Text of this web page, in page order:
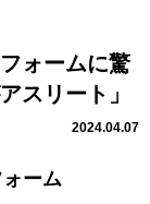
ォームに驚
スリート」
2024.04.07
ーム